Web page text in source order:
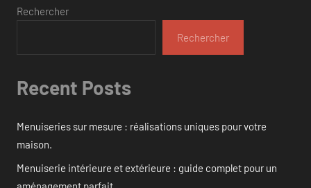
Rechercher
Rechercher
Recent Posts
Menuiseries sur mesure : réalisations uniques pour votre
maison.
Menuiserie intérieure et extérieure : guide complet pour un